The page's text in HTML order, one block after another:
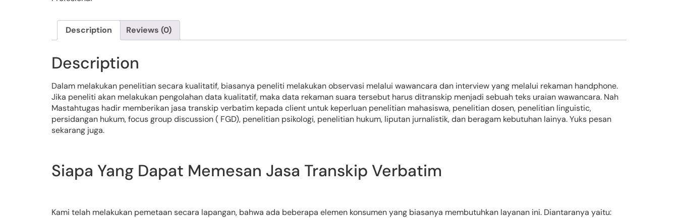
Description Reviews (0)
Description
Dalam melakukan penelitian secara kualitatif, biasanya peneliti melakukan observasi melalui wawancara dan interview yang melalui rekaman handphone.
Jika peneliti akan melakukan pengolahan data kualitatif, maka data rekaman suara tersebut harus ditranskip menjadi sebuah teks uraian wawancara. Nah
Mastahtugas hadir memberikan jasa transkip verbatim kepada client untuk keperluan penelitian mahasiswa, penelitian dosen, penelitian linguistic,
persidangan hukum, focus group discussion ( FGD), penelitian psikologi, penelitian hukum, liputan jurnalistik, dan beragam kebutuhan lainya. Yuks pesan
sekarang juga.
Siapa Yang Dapat Memesan Jasa Transkip Verbatim
Kami telah melakukan pemetaan secara lapangan, bahwa ada beberapa elemen konsumen yang biasanya membutuhkan layanan ini. Diantaranya yaitu: